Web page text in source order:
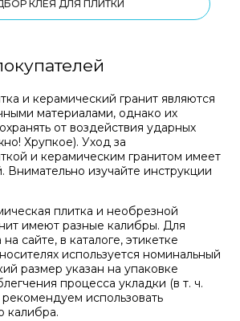
КЛЕЯ ДЛЯ ПЛИТКИ
и керамический гранит являются
материалами, однако их
от воздействия ударных
Хрупкое). Уход за
и керамическим гранитом имеет
Внимательно изучайте инструкции
плитка и необрезной
имеют разные калибры. Для
сайте, в каталоге, этикетке
используется номинальный
размер указан на упаковке
процесса укладки (в т. ч.
рекомендуем использовать
калибра.